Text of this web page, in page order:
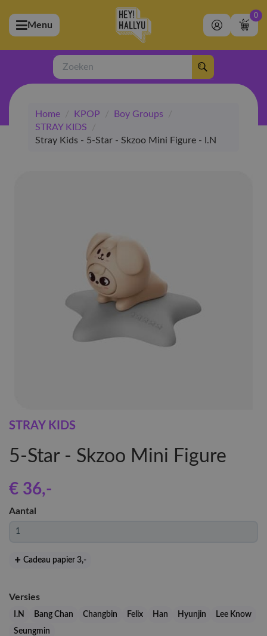
(Artiesten)
(Merchandise)
(Exclusive)
(Winkel)
Menu
0
Zoeken
Home / KPOP / Boy Groups
/
STRAY KIDS
/
Stray Kids - 5-Star - Skzoo Mini Figure - I.N
STRAY KIDS
5-Star - Skzoo Mini Figure
€ 36,-
Aantal
Cadeau papier 3,-
Versies
I.N Bang Chan Changbin Felix Han Hyunjin
Lee Know
Seungmin